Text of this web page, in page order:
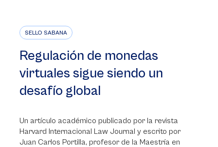
SELLO SABANA
Regulación de monedas
virtuales sigue siendo un
desafío global
Un artículo académico publicado por la revista
Harvard Internacional Law Journal y escrito por
Juan Carlos Portilla, profesor de la Maestría en